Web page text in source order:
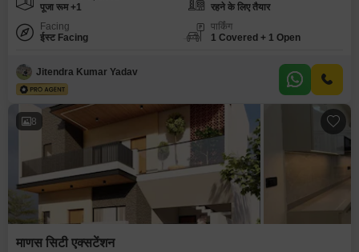
पूजा रूम +1
रहने के लिए तैयार
Facing
ईस्ट Facing
पार्किंग
1 Covered + 1 Open
Jitendra Kumar Yadav
8
माणस सिटी एक्सटेंशन